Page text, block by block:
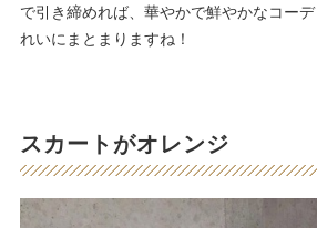
で引き締めれば、華やかで鮮やかなコー
れいにまとまりますね！
スカートがオレンジ